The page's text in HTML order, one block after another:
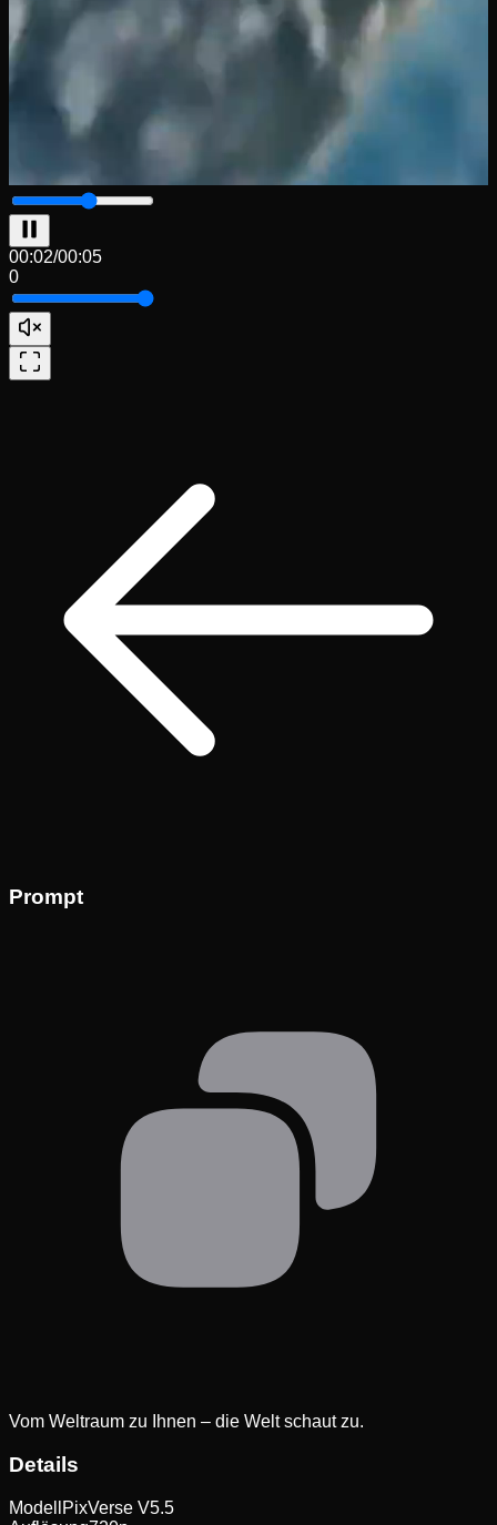
00:03/00:05
0
Prompt
Vom Weltraum zu Ihnen – die Welt schaut zu.
Details
Modell PixVerse V5.5